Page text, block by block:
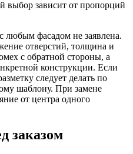
выбор зависит от пропорций
любым фасадом не заявлена.
отверстий, толщина и
с обратной стороны, а
конструкции. Если
следует делать по
шаблону. При замене
от центра одного
заказом